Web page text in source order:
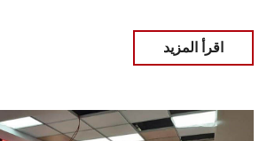
اقرأ المزيد